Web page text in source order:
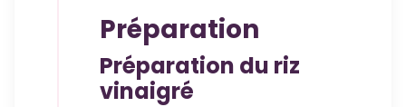
Préparation
Préparation du riz
vinaigré